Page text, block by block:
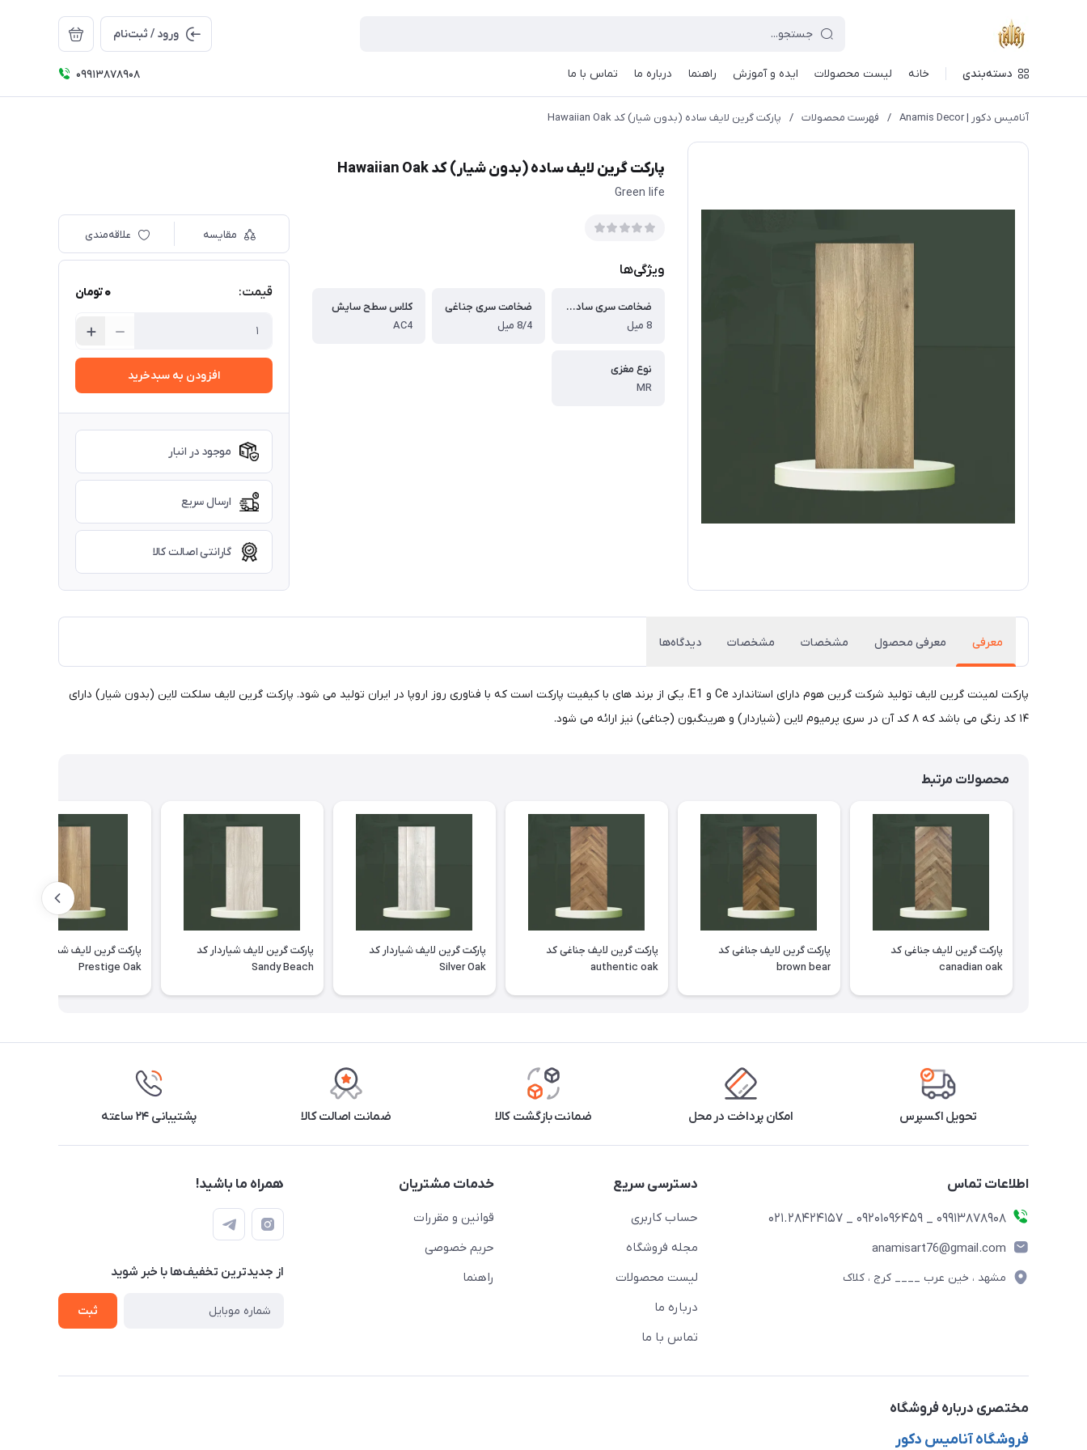
ورود / ثبت‌نام
دسته‌بندی خانه لیست محصولات ایده و آموزش راهنما درباره ما تماس با ما 09913878908
آنامیس دکور | Anamis Decor / فهرست محصولات / پارکت گرین لایف ساده (بدون شیار) کد Hawaiian Oak
پارکت گرین لایف ساده (بدون شیار) کد Hawaiian Oak
Green life
ویژگی‌ها
ضخامت سری ساده و شیاردار
8 میل
ضخامت سری جناغی
8/4 میل
کلاس سطح سایش
AC4
نوع مغزی
MR
مقایسه علاقه‌مندی
قیمت: 0تومان
افزودن به سبدخرید
موجود در انبار
ارسال سریع
گارانتی اصالت کالا
معرفی معرفی محصول مشخصات مشخصات دیدگاه‌ها
پارکت لمینت گرین لایف تولید شرکت گرین هوم دارای استاندارد Ce و E1، یکی از برند های با کیفیت پارکت است که با فناوری روز اروپا در ایران تولید می شود. پارکت گرین لایف سلکت لاین (بدون شیار) دارای
۱۴ کد رنگی می باشد که ۸ کد آن در سری پرمیوم لاین (شیاردار) و هرینگبون (جناغی) نیز ارائه می شود.
محصولات مرتبط
پارکت گرین لایف جناغی کد
canadian oak
پارکت گرین لایف جناغی کد
brown bear
پارکت گرین لایف جناغی کد
authentic oak
پارکت گرین لایف شیاردار کد
Silver Oak
پارکت گرین لایف شیاردار کد
Sandy Beach
پارکت گرین لایف شیاردار کد
Prestige Oak
تحویل اکسپرس امکان پرداخت در محل ضمانت بازگشت کالا ضمانت اصالت کالا پشتیبانی ۲۴ ساعته
اطلاعات تماس
09913878908 _ 09201096459 _ 021.28424157
anamisart76@gmail.com
مشهد ، خین عرب ____ کرج ، کلاک
دسترسی سریع
حساب کاربری
مجله فروشگاه
لیست محصولات
درباره ما
تماس با ما
خدمات مشتریان
قوانین و مقررات
حریم خصوصی
راهنما
همراه ما باشید!
از جدید‌ترین تخفیف‌ها با‌ خبر شوید
ثبت
مختصری درباره فروشگاه
فروشگاه آنامیس دکور